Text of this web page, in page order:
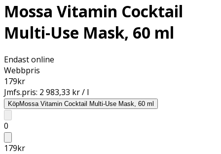
Mossa Vitamin Cocktail
Multi-Use Mask, 60 ml
Endast online
Webbpris
179kr
Jmfs.pris: 2 983,33 kr / l
KöpMossa Vitamin Cocktail Multi-Use Mask, 60 ml
0
179kr